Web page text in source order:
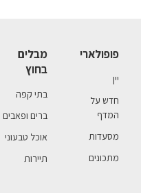
פופולארי
יין
חדש על
המדף
מסעדות
מתכונים
מבלים
בחוץ
בתי קפה
ברים ופאבים
אוכל טבעוני
תיירות